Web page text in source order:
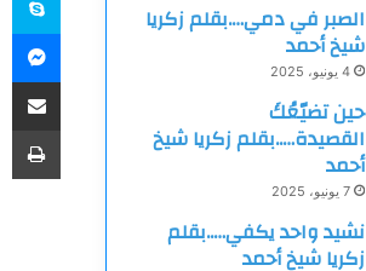
الصبر في دمي….بقلم زكريا
شيخ أحمد
4 يونيو، 2025
حين تضيّعُكَ
القصيدة…..بقلم زكريا شيخ
أحمد
7 يونيو، 2025
نشيد واحد يكفي…..بقلم
زكريا شيخ أحمد